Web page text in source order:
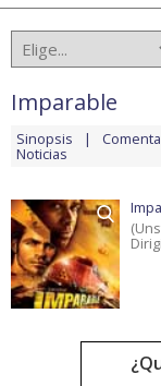
Imparable
Sinopsis
Noticias